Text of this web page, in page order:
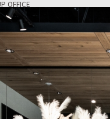
OFFICE